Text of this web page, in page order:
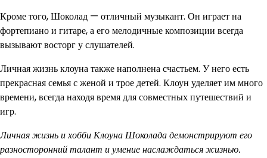
Кроме того, Шоколад — отличный музыкант. Он играет на
фортепиано и гитаре, а его мелодичные композиции всегда
вызывают восторг у слушателей.
Личная жизнь клоуна также наполнена счастьем. У него есть
прекрасная семья с женой и трое детей. Клоун уделяет им много
времени, всегда находя время для совместных путешествий и
игр.
Личная жизнь и хобби Клоуна Шоколада демонстрируют его
разносторонний талант и умение наслаждаться жизнью.